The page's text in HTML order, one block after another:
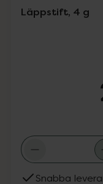
Läppstift, 4 g
Snabba